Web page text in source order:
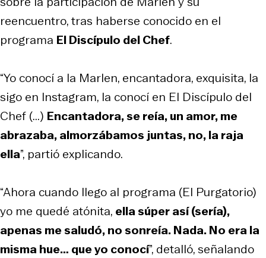
reencuentro, tras haberse conocido en el
programa El Discípulo del Chef.
“Yo conocí a la Marlen, encantadora, exquisita, la
sigo en Instagram, la conocí en El Discípulo del
Chef (...) Encantadora, se reía, un amor, me
abrazaba, almorzábamos juntas, no, la raja
ella”, partió explicando.
“Ahora cuando llego al programa (El Purgatorio)
yo me quedé atónita, ella súper así (sería),
apenas me saludó, no sonreía. Nada. No era la
misma hue… que yo conocí”, detalló, señalando